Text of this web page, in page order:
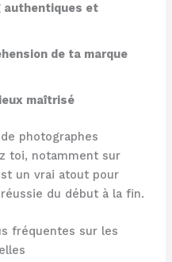
authentiques et
de ta marque
maîtrisé
photographes
toi, notamment sur
un vrai atout pour
du début à la fin.
fréquentes sur les